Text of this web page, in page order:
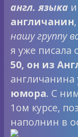
англ. языка
англичанин
нашу группу
я уже писала
50, он из
англичанина
юмора. С
1ом курсе,
наполнин в